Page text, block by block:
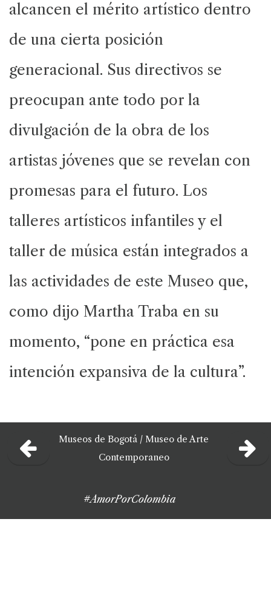
alcancen el mérito artístico dentro
de una cierta posición
generacional. Sus directivos se
preocupan ante todo por la
divulgación de la obra de los
artistas jóvenes que se revelan con
promesas para el futuro. Los
talleres artísticos infantiles y el
taller de música están integrados a
las actividades de este Museo que,
como dijo Martha Traba en su
momento, “pone en práctica esa
intención expansiva de la cultura”.
Museos de Bogotá / Museo de Arte
Contemporaneo
#AmorPorColombia